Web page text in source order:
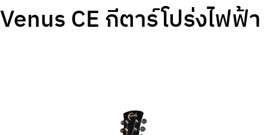
Venus CE กีตาร์โปร่งไฟฟ้า